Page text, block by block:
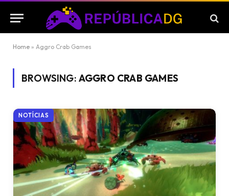
Home » Aggro Crab Games
BROWSING: AGGRO CRAB GAMES
NOTÍCIAS